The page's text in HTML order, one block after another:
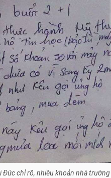
Đức chỉ rõ, nhiều khoản nhà